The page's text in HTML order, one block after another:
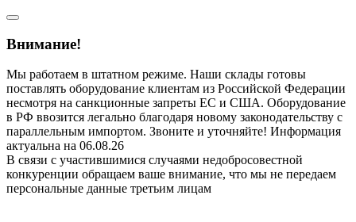
Внимание!
Мы работаем в штатном режиме. Наши склады готовы
поставлять оборудование клиентам из Российской Федерации
несмотря на санкционные запреты ЕС и США. Оборудование
в РФ ввозится легально благодаря новому законодательству с
параллельным импортом. Звоните и уточняйте! Информация
актуальна на 06.08.26
В связи с участившимися случаями недобросовестной
конкуренции обращаем ваше внимание, что мы не передаем
персональные данные третьим лицам